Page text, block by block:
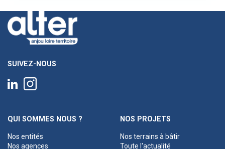
SUIVEZ-NOUS
QUI SOMMES NOUS ?
Nos entités
Nos agences
NOS PROJETS
Nos terrains à bâtir
Toute l'actualité